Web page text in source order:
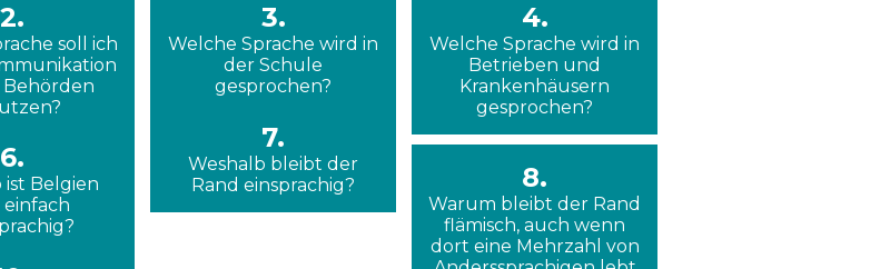
2.
soll ich
3.
Welche Sprache wird in
der Schule
gesprochen?
4.
Welche Sprache wird in
Betrieben und
Krankenhäusern
gesprochen?
6.
ist Belgien
7.
Weshalb bleibt der
Rand einsprachig?
8.
Warum bleibt der Rand
flämisch, auch wenn
dort eine Mehrzahl von